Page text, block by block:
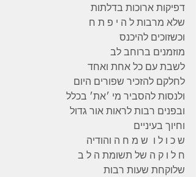
דפיקות ארוכות בדלתות
שלא מרבות ל ה י פ ת ח
וכשזוכים להיכנס
מוזמנים ברוחב לב
לשבת עם כל אחת ואחד
לחלקם להזכיר שפורים היום
ולנסות להסביר מי ׳את׳ בכלל
ובפנים רבות לראות אור גדול
וחיוך בעיניים
ש כ ו ל ו  ש מ ח ה והודיה
ח ל ו ק ה של תשומת ה ל ב
שלוקחת שעות רבות